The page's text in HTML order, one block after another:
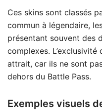
Ces skins sont classés
commun à légendaire,
présentant souvent des
complexes.
attrait, car ils ne sont
dehors du Battle Pass.
Exemples visuels